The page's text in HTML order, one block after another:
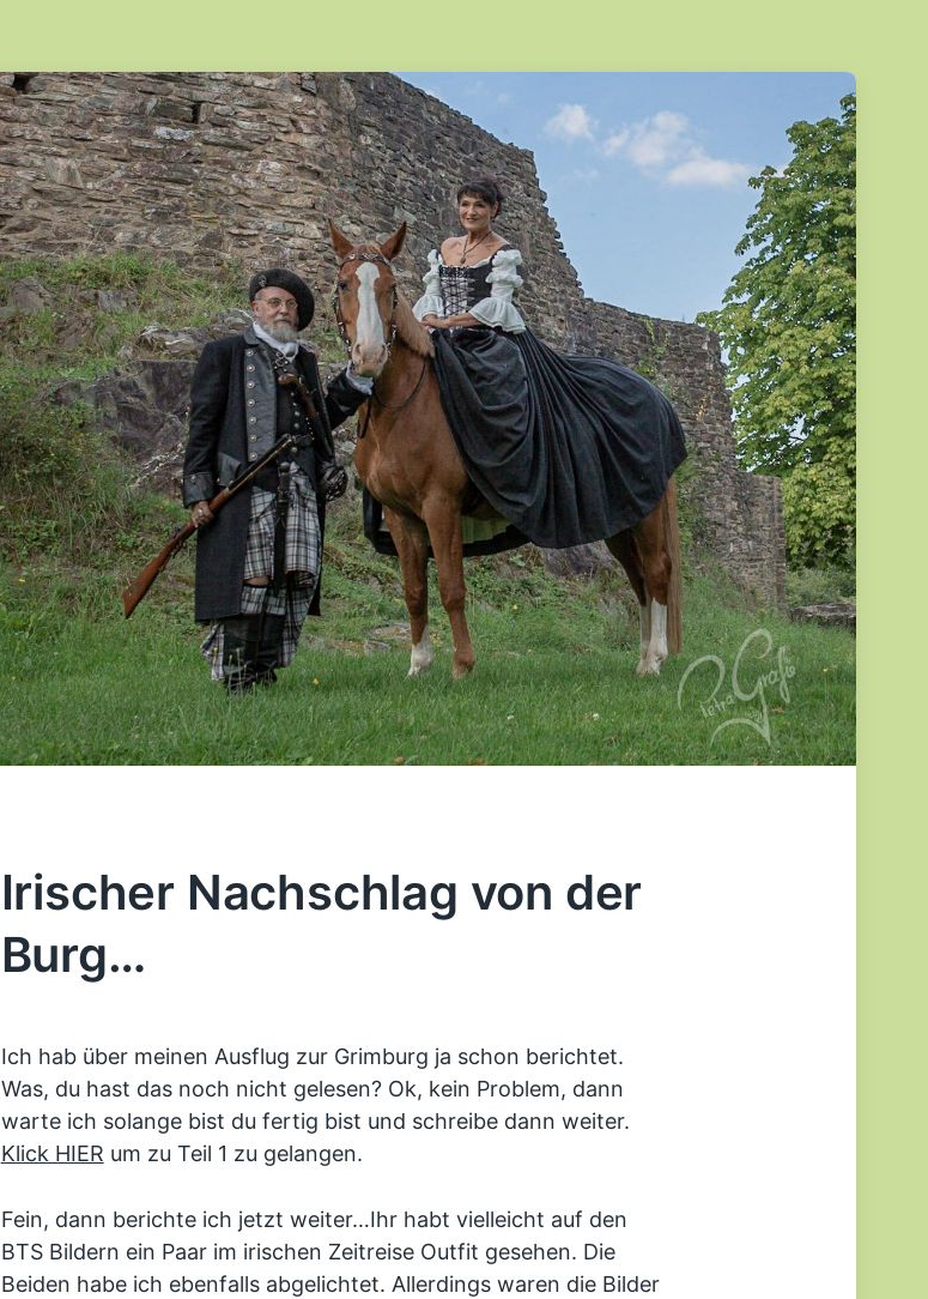
Irischer Nachschlag von der
Burg…
Ich hab über meinen Ausflug zur Grimburg ja schon berichtet.
Was, du hast das noch nicht gelesen? Ok, kein Problem, dann
warte ich solange bist du fertig bist und schreibe dann weiter.
Klick HIER um zu Teil 1 zu gelangen.
Fein, dann berichte ich jetzt weiter…Ihr habt vielleicht auf den
BTS Bildern ein Paar im irischen Zeitreise Outfit gesehen. Die
Beiden habe ich ebenfalls abgelichtet. Allerdings waren die Bilder